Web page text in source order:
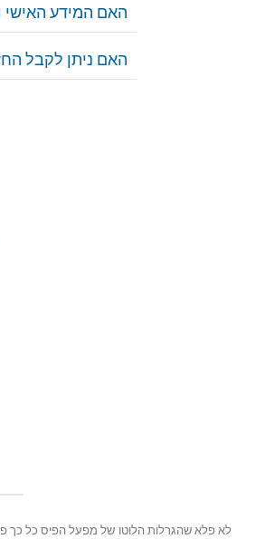
36 טבלאות:
37 טבלאות:
האם המידע האישי
האם ניתן לקבל